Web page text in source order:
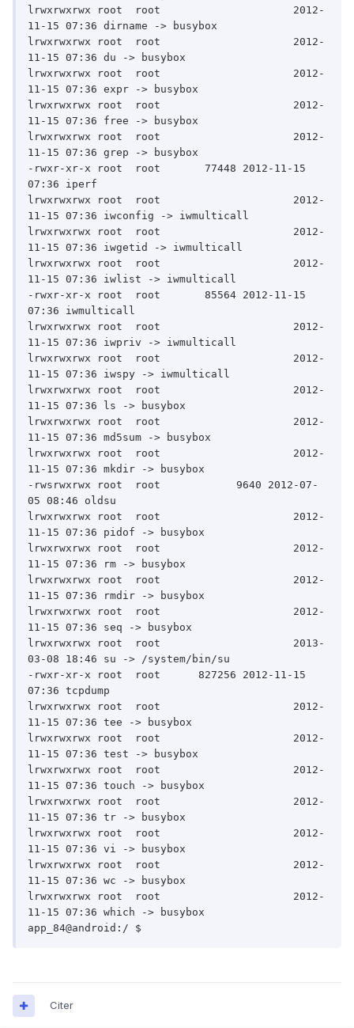
lrwxrwxrwx root	 root			  2012-
11-15 07:36 dirname -> busybox
lrwxrwxrwx root	 root			  2012-
11-15 07:36 du -> busybox
lrwxrwxrwx root	 root			  2012-
11-15 07:36 expr -> busybox
lrwxrwxrwx root	 root			  2012-
11-15 07:36 free -> busybox
lrwxrwxrwx root	 root			  2012-
11-15 07:36 grep -> busybox
-rwxr-xr-x root	 root	    77448 2012-11-15
07:36 iperf
lrwxrwxrwx root	 root			  2012-
11-15 07:36 iwconfig -> iwmulticall
lrwxrwxrwx root	 root			  2012-
11-15 07:36 iwgetid -> iwmulticall
lrwxrwxrwx root	 root			  2012-
11-15 07:36 iwlist -> iwmulticall
-rwxr-xr-x root	 root	    85564 2012-11-15
07:36 iwmulticall
lrwxrwxrwx root	 root			  2012-
11-15 07:36 iwpriv -> iwmulticall
lrwxrwxrwx root	 root			  2012-
11-15 07:36 iwspy -> iwmulticall
lrwxrwxrwx root	 root			  2012-
11-15 07:36 ls -> busybox
lrwxrwxrwx root	 root			  2012-
11-15 07:36 md5sum -> busybox
lrwxrwxrwx root	 root			  2012-
11-15 07:36 mkdir -> busybox
-rwsrwxrwx root	 root		 9640 2012-07-
05 08:46 oldsu
lrwxrwxrwx root	 root			  2012-
11-15 07:36 pidof -> busybox
lrwxrwxrwx root	 root			  2012-
11-15 07:36 rm -> busybox
lrwxrwxrwx root	 root			  2012-
11-15 07:36 rmdir -> busybox
lrwxrwxrwx root	 root			  2012-
11-15 07:36 seq -> busybox
lrwxrwxrwx root	 root			  2013-
03-08 18:46 su -> /system/bin/su
-rwxr-xr-x root	 root	   827256 2012-11-15
07:36 tcpdump
lrwxrwxrwx root	 root			  2012-
11-15 07:36 tee -> busybox
lrwxrwxrwx root	 root			  2012-
11-15 07:36 test -> busybox
lrwxrwxrwx root	 root			  2012-
11-15 07:36 touch -> busybox
lrwxrwxrwx root	 root			  2012-
11-15 07:36 tr -> busybox
lrwxrwxrwx root	 root			  2012-
11-15 07:36 vi -> busybox
lrwxrwxrwx root	 root			  2012-
11-15 07:36 wc -> busybox
lrwxrwxrwx root	 root			  2012-
11-15 07:36 which -> busybox
Citer